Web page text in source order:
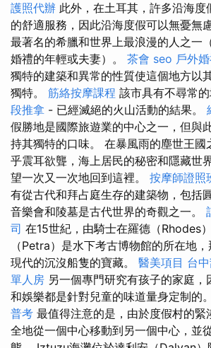
護照代辦 此外，在土耳其，許多沿海度
的舒適服務，因此沿海度假可以無憂無
最著名的希臘和世界上最浪漫的人之一
婚禮的年輕或夫妻）。 茶會 seo 戶外
獨特的建築和異常的性質使這個地方以
獨特。 筋絡按摩課程 該市具有不尋常
段推拿 - 已經滅絕的火山活動的結果。
假勝地是國際旅遊業的中心之一，但與
持其獨特的口味。 在暴風雨的塵世王國
乎震耳欲聾，海上居民的秘密和隱藏世
望一次又一次地回到這裡。 按摩師證照
有從古代和拜占庭生存的建築物，包括
音樂會和陵墓是古代世界的奇觀之一。
司 在15世紀，由騎士在羅德（Rhodes
（Petra）是水下考古博物館的所在地
現代的沉沒船隻的寶藏。 醫美項目 台
單人房 另一個專門研究有孩子的家庭，
和娛樂都是針對兒童的味道量身定制的。
普考 最值得注意的是，由於度假村的緊
全地從一個中心移動到另一個中心，並